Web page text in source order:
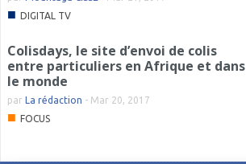
■ DIGITAL TV
Colisdays, le site d’envoi de colis
entre particuliers en Afrique et dans
le monde
par La rédaction - Mar 20, 2017
■ FOCUS